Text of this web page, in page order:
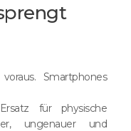
Smartphones
für physische
ungenauer und